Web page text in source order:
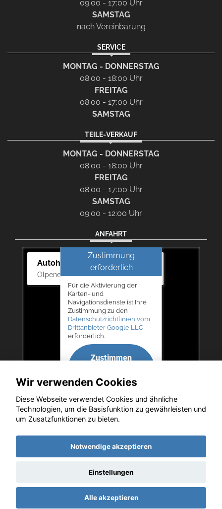
09:00 - 17:00 Uhr
SAMSTAG
nach Vereinbarung
SERVICE
MONTAG - DONNERSTAG
08:00 - 18:00 Uhr
FREITAG
08:00 - 17:00 Uhr
SAMSTAG
TEILE-VERKAUF
MONTAG - DONNERSTAG
08:00 - 18:00 Uhr
FREITAG
08:00 - 17:00 Uhr
SAMSTAG
09:00 - 12:00 Uhr
ANFAHRT
Autohaus Bernd Lurz KG
Olpener Str. 31, 51766 Engelskirchen
Zustimmung
erforderlich
Für die Aktivierung der
Karten- und
Navigationsdienste ist Ihre
Zustimmung zu den
Datenschutzrichtlinien vom
Drittanbieter Google LLC
erforderlich.
Zustimmen
aktivieren
Copyright © 2026. Autohaus Bernd Lurz KG
Datenschutz Impressum AGB
Wir verwenden Cookies
Diese Webseite verwendet Cookies und ähnliche
Technologien, um die Basisfunktion zu gewährleisten und
um Zusatzfunktionen zu bieten.
Notwendige akzeptieren
Einstellungen
Alle akzeptieren